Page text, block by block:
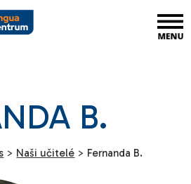
B.
> Naši učitelé > Fernanda B.